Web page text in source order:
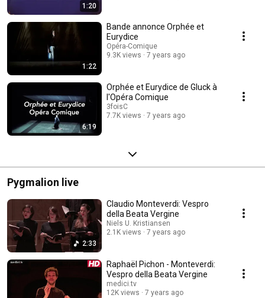
1:20
1:22
Bande annonce Orphée et
Eurydice
Opéra-Comique
9.3K views
7 years ago
6:19
Orphée et Eurydice de Gluck à
l'Opéra Comique
3foisC
7.7K views
7 years ago
Pygmalion live
2:33
Claudio Monteverdi: Vespro
della Beata Vergine
Niels U. Kristiansen
2.1K views
7 years ago
Raphaël Pichon - Monteverdi:
Vespro della Beata Vergine
medici.tv
12K views
7 years ago